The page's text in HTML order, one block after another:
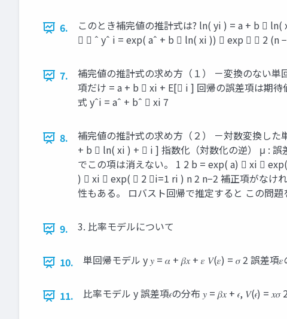
6.
このとき補完値の推計式は? ln( yi ) = a + b 
  ˆ yˆ i = exp( aˆ + b  ln( xi ))  exp   2
7.
補完値の推計式の求め方（１） －変換のない
項だけ = a + b  xi + E[ i ] 回帰の誤差項は期
式 yˆi = aˆ + bˆ  xi 7
8.
補完値の推計式の求め方（２） －対数変換し
+ b  ln( xi ) +  i ] 指数化（対数化の逆） μ :
でこの項は消えない。 1 2 b = exp( a)  xi 
)  xi  exp(  2 i=1 ri ) n 2 n−2 補正項がなけ
性もある。 ロバスト回帰で推定すると この問題
9. 3. 比率モデルについて
10. 単回帰モデル y 𝑦 = 𝛼 + 𝛽𝑥 + 𝜀 𝑉(𝜀) = 𝜎 2 誤差
11. 比率モデル y 誤差項𝜖の分布 𝑦 = 𝛽𝑥 + 𝜖, 𝑉(𝜖) =